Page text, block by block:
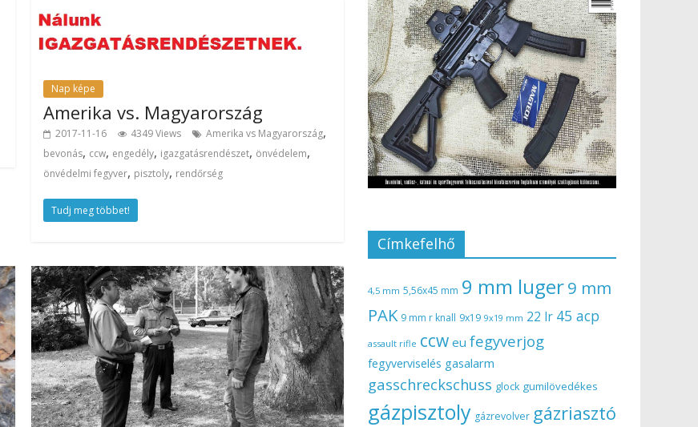
Nap képe
Amerika vs. Magyarország
2017-11-16 4349 Views Amerika vs Magyarország,
bevonás, ccw, engedély, igazgatásrendészet, önvédelem,
önvédelmi fegyver, pisztoly, rendőrség
Tudj meg többet!
Címkefelhő
4,5 mm 5,56x45 mm 9 mm luger9 mm
PAK 9 mm r knall 9x19 9x19 mm 22 lr 45 acp
assault rifle ccw eu fegyverjog
fegyverviselés gasalarm
gasschreckschuss glock gumilövedékes
gázpisztoly gázrevolver gázriasztó